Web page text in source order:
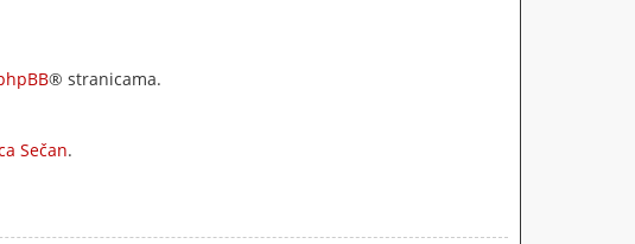
® stranicama.
Sečan.